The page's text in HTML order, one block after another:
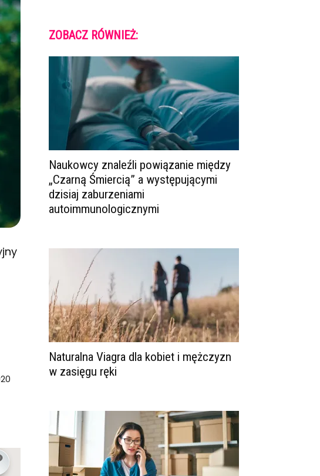
ZOBACZ RÓWNIEŻ:
Naukowcy znaleźli powiązanie między
„Czarną Śmiercią” a występującymi
dzisiaj zaburzeniami
autoimmunologicznymi
Naturalna Viagra dla kobiet i mężczyzn
w zasięgu ręki